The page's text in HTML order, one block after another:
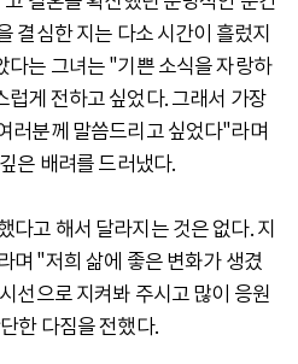
결심한 지는 다소 시간이 흘렀지
다는 그녀는 "기쁜 소식을 자랑하
럽게 전하고 싶었다. 그래서 가장
러분께 말씀드리고 싶었다"라며
은 배려를 드러냈다.
다고 해서 달라지는 것은 없다. 지
며 "저희 삶에 좋은 변화가 생겼
선으로 지켜봐 주시고 많이 응원
한 다짐을 전했다.